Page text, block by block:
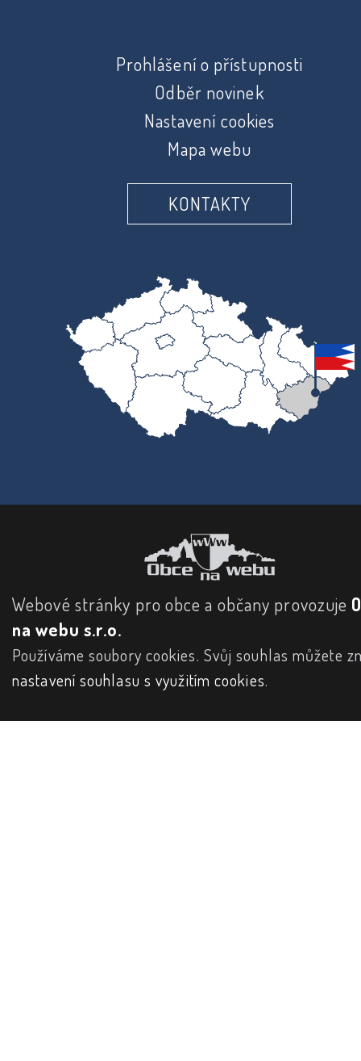
Prohlášení o přístupnosti
Odběr novinek
Nastavení cookies
Mapa webu
KONTAKTY
Webové stránky pro obce a občany provozuje
na webu s.r.o.
Používáme soubory cookies. Svůj souhlas můžete
nastavení souhlasu s využitím cookies.